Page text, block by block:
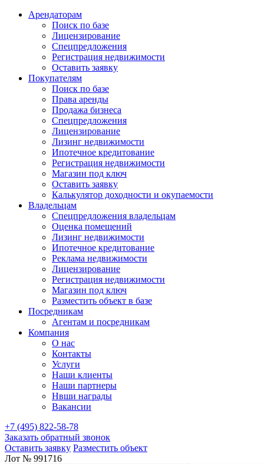
Арендаторам
Поиск по базе
Лицензирование
Спецпредложения
Регистрация недвижимости
Оставить заявку
Покупателям
Поиск по базе
Права аренды
Продажа бизнеса
Спецпредложения
Лицензирование
Лизинг недвижимости
Ипотечное кредитование
Регистрация недвижимости
Магазин под ключ
Оставить заявку
Калькулятор доходности и окупаемости
Владельцам
Спецпредложения владельцам
Оценка помещений
Лизинг недвижимости
Ипотечное кредитование
Реклама недвижимости
Лицензирование
Регистрация недвижимости
Магазин под ключ
Разместить объект в базе
Посредникам
Агентам и посредникам
Компания
О нас
Контакты
Услуги
Наши клиенты
Наши партнеры
Нвши награды
Вакансии
+7 (495) 822-58-78
Заказать обратный звонок
Оставить заявку Разместить объект
Лот № 991716